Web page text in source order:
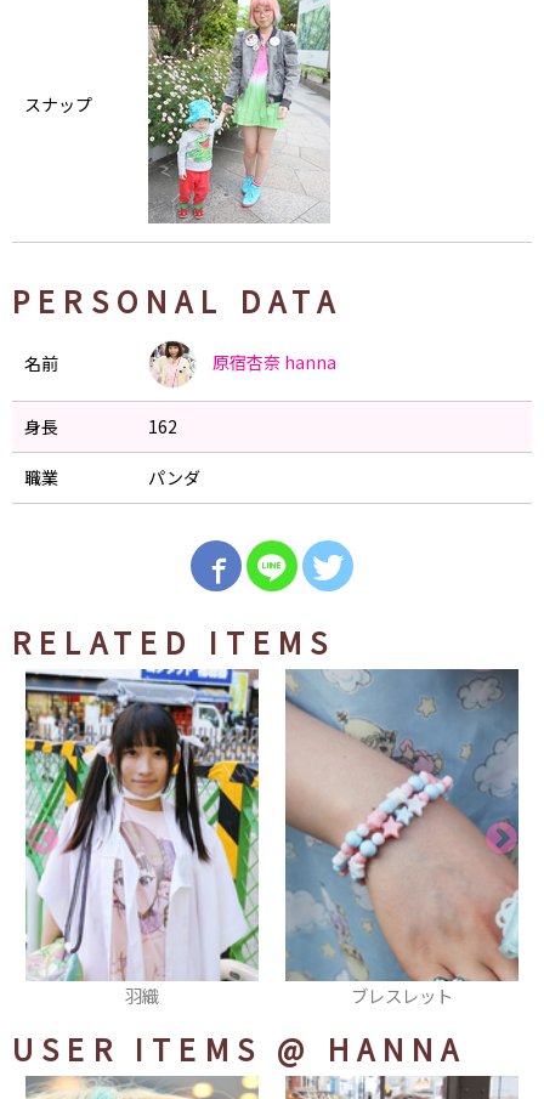
スナップ
PERSONAL DATA
名前 原宿杏奈 hanna
身長 162
職業 パンダ
RELATED ITEMS
ブレスレット リュック
USER ITEMS @ HANNA